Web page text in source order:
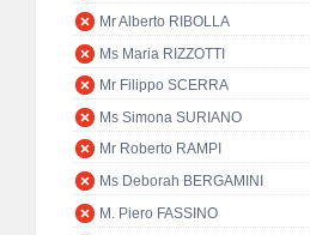
Mr Alberto RIBOLLA
Ms Maria RIZZOTTI
Mr Filippo SCERRA
Ms Simona SURIANO
Mr Roberto RAMPI
Ms Deborah BERGAMINI
M. Piero FASSINO